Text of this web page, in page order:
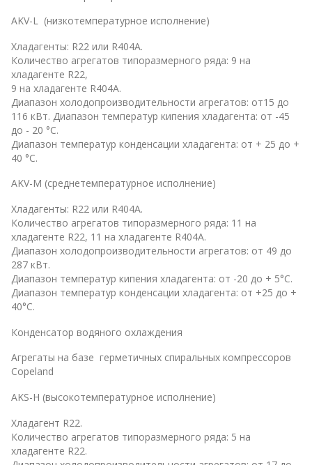
AKV-L (низкотемпературное исполнение)
Хладагенты: R22 или R404A.
Количество агрегатов типоразмерного ряда: 9 на
хладагенте R22,
9 на хладагенте R404A.
Диапазон холодопроизводительности агрегатов: от15 до
116 кВт. Диапазон температур кипения хладагента: от -45
до - 20 °С.
Диапазон температур конденсации хладагента: от + 25 до +
40 °С.
AKV-M (среднетемпературное исполнение)
Хладагенты: R22 или R404A.
Количество агрегатов типоразмерного ряда: 11 на
хладагенте R22, 11 на хладагенте R404A.
Диапазон холодопроизводительности агрегатов: от 49 до
287 кВт.
Диапазон температур кипения хладагента: от -20 до + 5°С.
Диапазон температур конденсации хладагента: от +25 до +
40°С.
Конденсатор водяного охлаждения
Агрегаты на базе герметичных спиральных компрессоров
Copeland
AKS-H (высокотемпературное исполнение)
Хладагент R22.
Количество агрегатов типоразмерного ряда: 5 на
хладагенте R22.